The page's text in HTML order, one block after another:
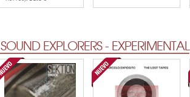
SOUND EXPLORERS - EXPERIMENTAL